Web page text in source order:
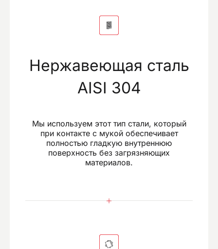
Нержавеющая сталь
AISI 304
Мы используем этот тип стали, который
при контакте с мукой обеспечивает
полностью гладкую внутреннюю
поверхность без загрязняющих
материалов.